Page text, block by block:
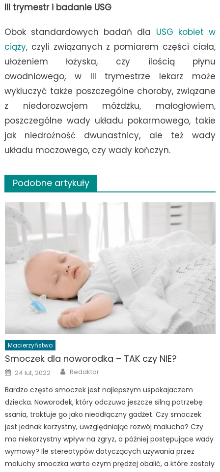
III trymestr i badanie USG
Obok standardowych badań dla USG kobiet w
ciąży, czyli związanych z pomiarem części ciała,
ułożeniem łożyska, czy ilością płynu
owodniowego, w III trymestrze lekarz może
wykluczyć także poszczególne choroby, związane
z niedorozwojem móżdżku, małogłowiem,
poszczególne wady układu pokarmowego, takie
jak niedrożność dwunastnicy, ale też wady
układu moczowego, czy wady kończyn.
Podobne artykuły
Macierzyństwo
Smoczek dla noworodka – TAK czy NIE?
Posted
on
24 lut, 2022 Author
Redaktor
Bardzo często smoczek jest najlepszym uspokajaczem
dziecka. Noworodek, który odczuwa jeszcze silną potrzebę
ssania, traktuje go jako nieodłączny gadżet. Czy smoczek
jest jednak korzystny, uwzględniając rozwój malucha? Czy
ma niekorzystny wpływ na zgryz, a później postępujące wady
wymowy? Ile stereotypów dotyczących używania przez
maluchy smoczka warto czym prędzej obalić, a które zostały